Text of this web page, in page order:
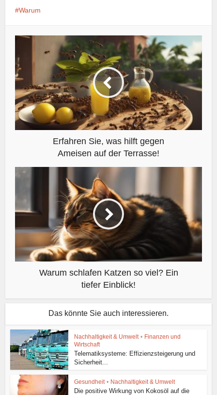
Warum
Erfahren Sie, was hilft gegen
Ameisen auf der Terrasse!
Warum schlafen Katzen so viel? Ein
tiefer Einblick!
Das könnte Sie auch interessieren.
Nachhaltigkeit & Umwelt • Finanzen und
Wirtschaft
Telematiksysteme: Effizienzsteigerung und
Sicherheit...
Gesundheit • Nachhaltigkeit & Umwelt
Die positive Wirkung von Kokosöl auf die